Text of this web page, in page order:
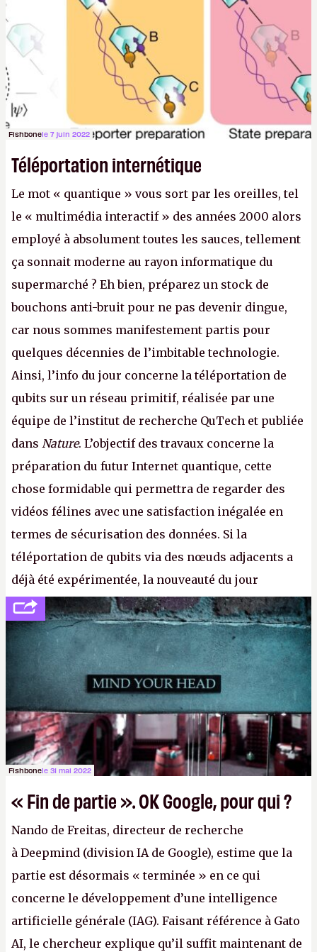
informatique après le World Wide Web et le mobile
(Crédit photo : Pexels / Pixabay)
Fishbonele 7 juin 2022
Téléportation internétique
Le mot « quantique » vous sort par les oreilles, tel
le « multimédia interactif » des années 2000 alors
employé à absolument toutes les sauces, tellement
ça sonnait moderne au rayon informatique du
supermarché ? Eh bien, préparez un stock de
bouchons anti-bruit pour ne pas devenir dingue,
car nous sommes manifestement partis pour
quelques décennies de l’imbitable technologie.
Ainsi, l’info du jour concerne la téléportation de
qubits sur un réseau primitif, réalisée par une
équipe de l’institut de recherche QuTech et publiée
dans Nature. L’objectif des travaux concerne la
préparation du futur Internet quantique, cette
chose formidable qui permettra de regarder des
vidéos félines avec une satisfaction inégalée en
termes de sécurisation des données. Si la
téléportation de qubits via des nœuds adjacents a
déjà été expérimentée, la nouveauté du jour
concerne le recours à des nœuds distants, pour ne
pas dire un réseau quantique multimédia interactif
(avec l’option Péritel). (
http://cpc.cx/AH432N4
Crédit photo : QuTech / Nature)
Fishbonele 31 mai 2022
« Fin de partie ». OK Google, pour qui ?
Nando de Freitas, directeur de recherche
à Deepmind (division IA de Google), estime que la
partie est désormais « terminée » en ce qui
concerne le développement d’une intelligence
artificielle générale (IAG). Faisant référence à Gato
AI, le chercheur explique qu’il suffit maintenant de